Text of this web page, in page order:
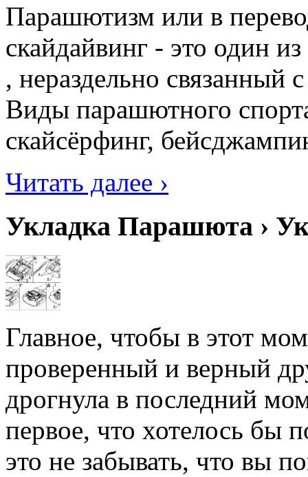
Парашютизм или в
скайдайвинг - это один
, нераздельно
Виды парашютного
скайсёрфинг,
Читать далее ›
Укладка Парашюта ›
Главное, чтобы в этот
проверенный и верный
дрогнула в последний
первое, что хотелось бы
это не забывать, что вы